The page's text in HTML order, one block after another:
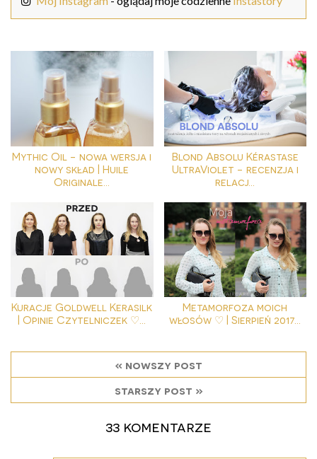
Mythic Oil - nowa wersja i
nowy skład | Huile
Originale...
Blond Absolu Kérastase
UltraViolet - recenzja i
relacj...
Kuracje Goldwell Kerasilk
| Opinie Czytelniczek ♡...
Metamorfoza moich
włosów ♡ | Sierpień 2017...
« nowszy post
starszy post »
33 komentarze